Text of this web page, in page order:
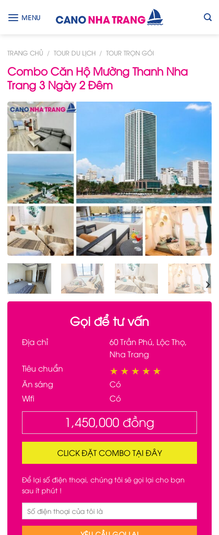
MENU
TRANG CHỦ / TOUR DU LỊCH / TOUR TRỌN GÓI
Combo Căn Hộ Mường Thanh Nha
Trang 3 Ngày 2 Đêm
Gọi để tư vấn
Địa chỉ
60 Trần Phú, Lộc Thọ,
Nha Trang
Tiêu chuẩn
★ ★ ★ ★ ★
Ăn sáng
Có
Wifi
Có
1,450,000 đồng
CLICK ĐẶT COMBO TẠI ĐÂY
Để lại số điện thoại, chúng tôi sẽ gọi lại cho bạn
sau ít phút !